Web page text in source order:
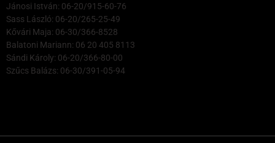
Jánosi István: 06-20/915-60-76
Sass László: 06-20/265-25-49
Kővári Maja: 06-30/366-8528
Balatoni Mariann: 06 20 405 8113
Sándi Károly: 06-20/366-80-00
Szűcs Balázs: 06-30/391-05-94